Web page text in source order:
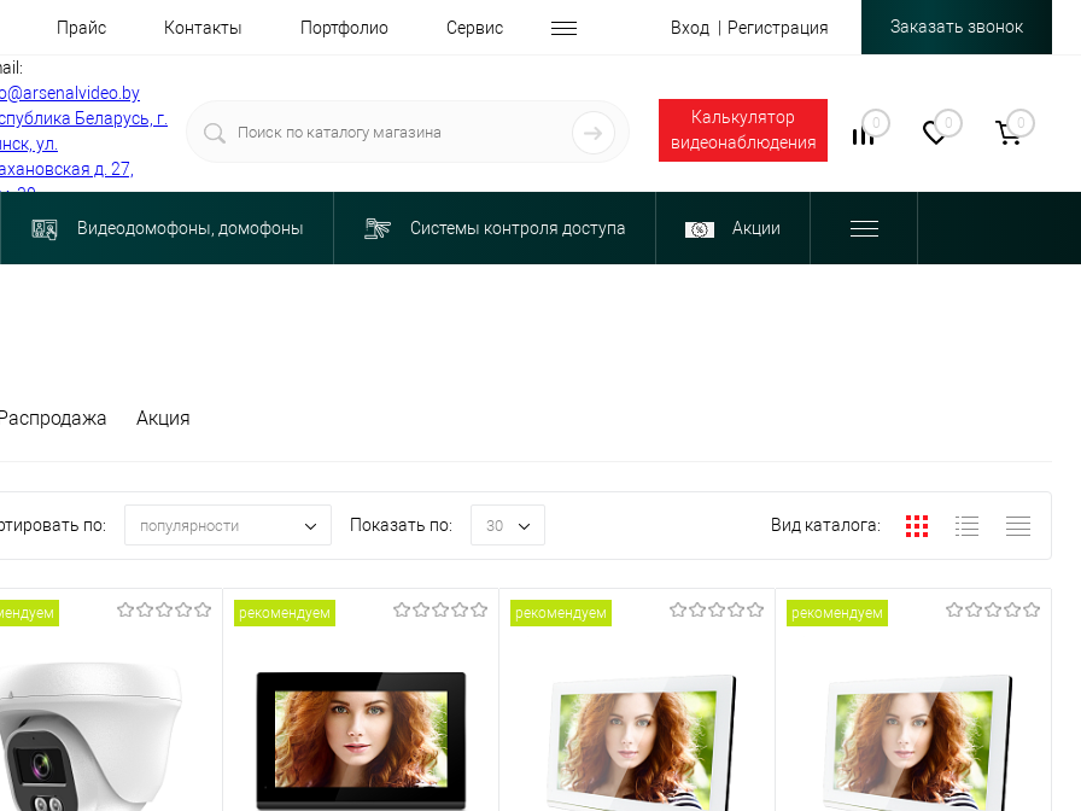
Прайс Контакты Портфолио Сервис Вход Регистрация Заказать звонок
Беларусь, г.
ул.
д. 27,
30
Калькулятор
видеонаблюдения
0 0 0
Видеодомофоны, домофоны Системы контроля доступа Акции
Распродажа Акция
по: популярности Показать по: 30 Вид каталога:
рекомендуем рекомендуем рекомендуем